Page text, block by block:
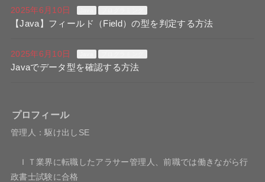
2025年6月10日
【Java】フィールド（Field）の型を判定する方法
2025年6月10日
Javaでデータ型を確認する方法
プロフィール
管理人：駆け出しSE
ＩＴ業界に転職したアラサー管理人、前職では働きながら行
政書士試験に合格